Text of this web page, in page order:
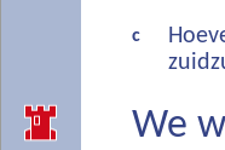
c
We